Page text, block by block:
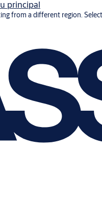
principal
from a different region.